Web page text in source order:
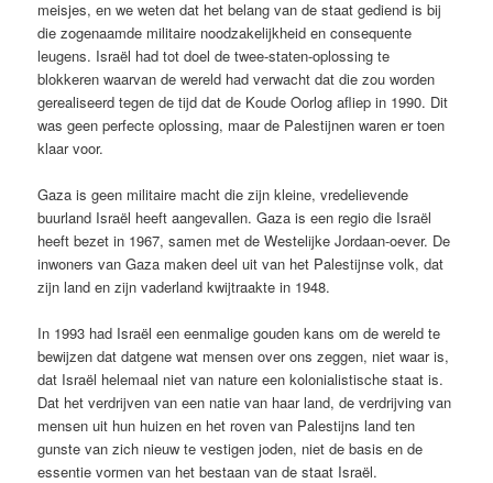
meisjes, en we weten dat het belang van de staat gediend is bij
die zogenaamde militaire noodzakelijkheid en consequente
leugens. Israël had tot doel de twee-staten-oplossing te
blokkeren waarvan de wereld had verwacht dat die zou worden
gerealiseerd tegen de tijd dat de Koude Oorlog afliep in 1990. Dit
was geen perfecte oplossing, maar de Palestijnen waren er toen
klaar voor.
Gaza is geen militaire macht die zijn kleine, vredelievende
buurland Israël heeft aangevallen. Gaza is een regio die Israël
heeft bezet in 1967, samen met de Westelijke Jordaan-oever. De
inwoners van Gaza maken deel uit van het Palestijnse volk, dat
zijn land en zijn vaderland kwijtraakte in 1948.
In 1993 had Israël een eenmalige gouden kans om de wereld te
bewijzen dat datgene wat mensen over ons zeggen, niet waar is,
dat Israël helemaal niet van nature een kolonialistische staat is.
Dat het verdrijven van een natie van haar land, de verdrijving van
mensen uit hun huizen en het roven van Palestijns land ten
gunste van zich nieuw te vestigen joden, niet de basis en de
essentie vormen van het bestaan van de staat Israël.